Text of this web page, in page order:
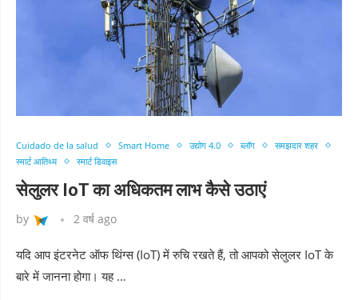
Cuidado de la salud Smart Home उद्योग 4.0 ब्लॉग
समझदार शहर
स्मार्ट आतिथ्य
स्मार्ट डिवाइस
सेलुलर IoT का अधिकतम लाभ कैसे उठाएं
by 2 वर्ष ago
यदि आप इंटरनेट ऑफ थिंग्स (IoT) में रुचि रखते हैं, तो आपको सेलुलर IoT के
बारे में जानना होगा। यह …